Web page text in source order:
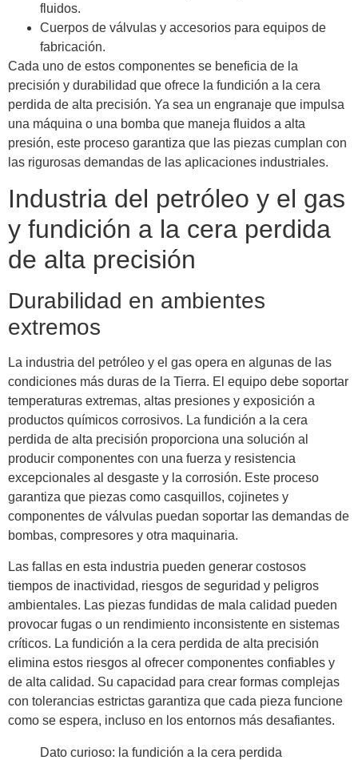
fluidos.
Cuerpos de válvulas y accesorios para equipos de
fabricación.
Cada uno de estos componentes se beneficia de la
precisión y durabilidad que ofrece la fundición a la cera
perdida de alta precisión. Ya sea un engranaje que impulsa
una máquina o una bomba que maneja fluidos a alta
presión, este proceso garantiza que las piezas cumplan con
las rigurosas demandas de las aplicaciones industriales.
Industria del petróleo y el gas
y fundición a la cera perdida
de alta precisión
Durabilidad en ambientes
extremos
La industria del petróleo y el gas opera en algunas de las
condiciones más duras de la Tierra. El equipo debe soportar
temperaturas extremas, altas presiones y exposición a
productos químicos corrosivos. La fundición a la cera
perdida de alta precisión proporciona una solución al
producir componentes con una fuerza y ​​resistencia
excepcionales al desgaste y la corrosión. Este proceso
garantiza que piezas como casquillos, cojinetes y
componentes de válvulas puedan soportar las demandas de
bombas, compresores y otra maquinaria.
Las fallas en esta industria pueden generar costosos
tiempos de inactividad, riesgos de seguridad y peligros
ambientales. Las piezas fundidas de mala calidad pueden
provocar fugas o un rendimiento inconsistente en sistemas
críticos. La fundición a la cera perdida de alta precisión
elimina estos riesgos al ofrecer componentes confiables y
de alta calidad. Su capacidad para crear formas complejas
con tolerancias estrictas garantiza que cada pieza funcione
como se espera, incluso en los entornos más desafiantes.
Dato curioso: la fundición a la cera perdida